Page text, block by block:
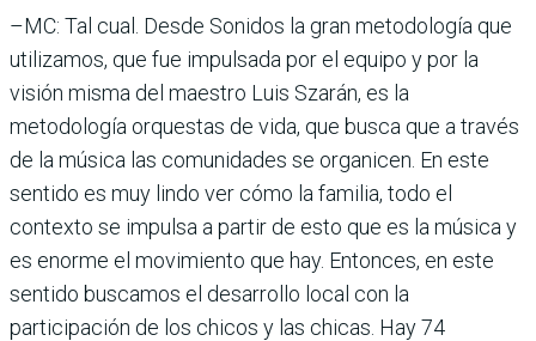
–MC: Tal cual. Desde Sonidos la gran metodología que
utilizamos, que fue impulsada por el equipo y por la
visión misma del maestro Luis Szarán, es la
metodología orquestas de vida, que busca que a través
de la música las comunidades se organicen. En este
sentido es muy lindo ver cómo la familia, todo el
contexto se impulsa a partir de esto que es la música y
es enorme el movimiento que hay. Entonces, en este
sentido buscamos el desarrollo local con la
participación de los chicos y las chicas. Hay 74